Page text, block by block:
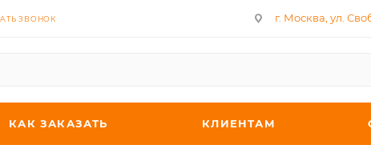
ЗВОНОК г. Москва, ул.
КАК ЗАКАЗАТЬ КЛИЕНТАМ